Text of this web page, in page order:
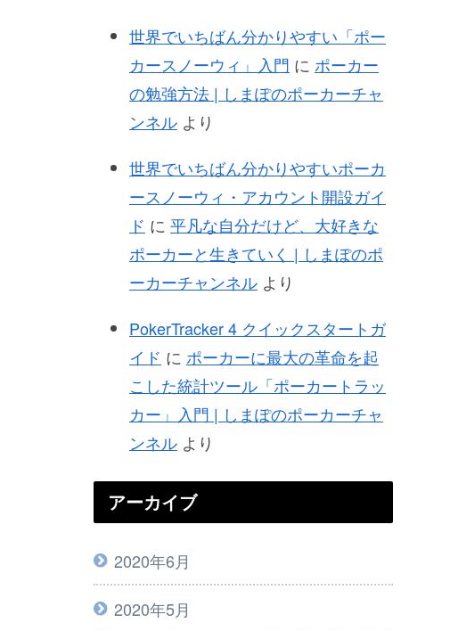
世界でいちばん分かりやすい「ポー
カースノーウィ」入門 に ポーカー
の勉強方法 | しまぽのポーカーチャ
ンネル より
世界でいちばん分かりやすいポーカ
ースノーウィ・アカウント開設ガイ
ド に 平凡な自分だけど、大好きな
ポーカーと生きていく | しまぽのポ
ーカーチャンネル より
PokerTracker 4 クイックスタートガ
イド に ポーカーに最大の革命を起
こした統計ツール「ポーカートラッ
カー」入門 | しまぽのポーカーチャ
ンネル より
アーカイブ
2020年6月
2020年5月